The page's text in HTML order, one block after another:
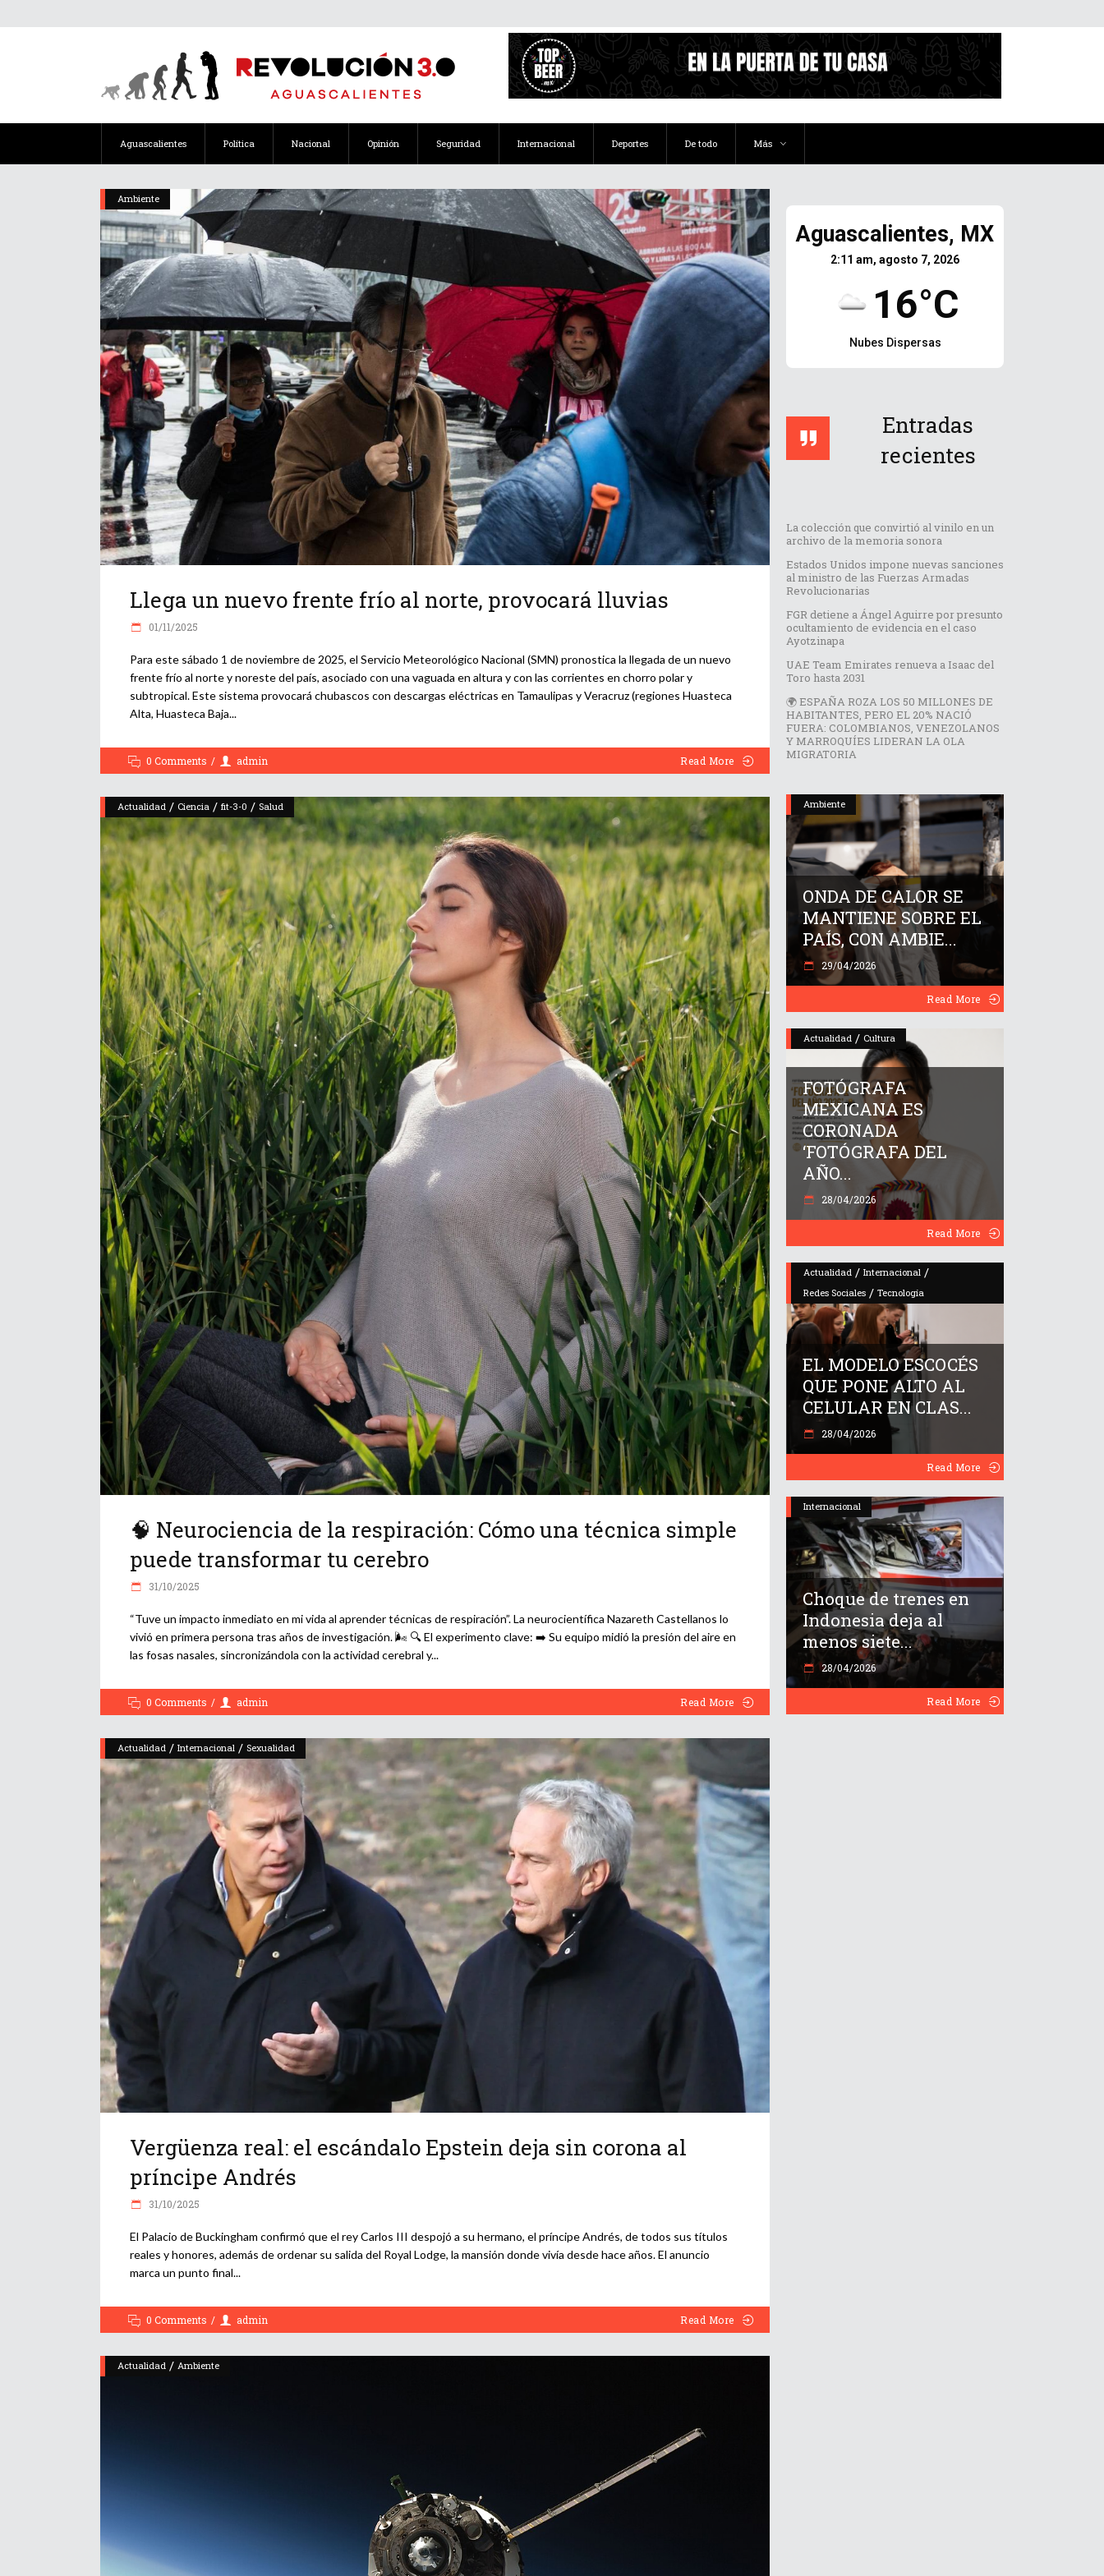
Aguascalientes Política Nacional Opinión Seguridad Internacional Deportes De todo Más
Ambiente
Llega un nuevo frente frío al norte, provocará lluvias
01/11/2025
Para este sábado 1 de noviembre de 2025, el Servicio Meteorológico Nacional (SMN) pronostica la llegada de un nuevo
frente frío al norte y noreste del país, asociado con una vaguada en altura y con las corrientes en chorro polar y
subtropical. Este sistema provocará chubascos con descargas eléctricas en Tamaulipas y Veracruz (regiones Huasteca
Alta, Huasteca Baja
0 Comments admin Read More
Actualidad / Ciencia / fit-3-0 / Salud
🧠 Neurociencia de la respiración: Cómo una técnica simple
puede transformar tu cerebro
31/10/2025
“Tuve un impacto inmediato en mi vida al aprender técnicas de respiración”. La neurocientífica Nazareth Castellanos lo
vivió en primera persona tras años de investigación. 🌬️ 🔍 El experimento clave: ➡️ Su equipo midió la presión del aire en
las fosas nasales, sincronizándola con la actividad cerebral y
0 Comments admin Read More
Actualidad / Internacional / Sexualidad
Vergüenza real: el escándalo Epstein deja sin corona al
príncipe Andrés
31/10/2025
El Palacio de Buckingham confirmó que el rey Carlos III despojó a su hermano, el príncipe Andrés, de todos sus títulos
reales y honores, además de ordenar su salida del Royal Lodge, la mansión donde vivía desde hace años. El anuncio
marca un punto final
0 Comments admin Read More
Actualidad / Ambiente
Aguascalientes, MX
2:11 am, agosto 7, 2026
16°C
Nubes Dispersas
Entradas
recientes
La colección que convirtió al vinilo en un
archivo de la memoria sonora
Estados Unidos impone nuevas sanciones
al ministro de las Fuerzas Armadas
Revolucionarias
FGR detiene a Ángel Aguirre por presunto
ocultamiento de evidencia en el caso
Ayotzinapa
UAE Team Emirates renueva a Isaac del
Toro hasta 2031
🌍 ESPAÑA ROZA LOS 50 MILLONES DE
HABITANTES, PERO EL 20% NACIÓ
FUERA: COLOMBIANOS, VENEZOLANOS
Y MARROQUÍES LIDERAN LA OLA
MIGRATORIA
Ambiente
ONDA DE CALOR SE
MANTIENE SOBRE EL
PAÍS, CON AMBIE...
29/04/2026
Read More
Actualidad / Cultura
FOTÓGRAFA
MEXICANA ES
CORONADA
‘FOTÓGRAFA DEL
AÑO...
28/04/2026
Read More
Actualidad / Internacional /
Redes Sociales / Tecnología
EL MODELO ESCOCÉS
QUE PONE ALTO AL
CELULAR EN CLAS...
28/04/2026
Read More
Internacional
Choque de trenes en
Indonesia deja al
menos siete...
28/04/2026
Read More